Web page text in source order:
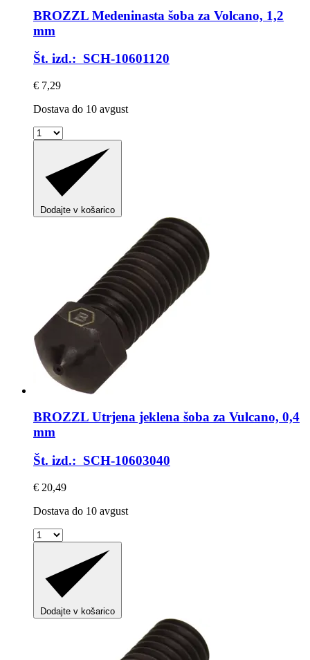
BROZZL Medeninasta šoba za Volcano, 1,2
mm
Št. izd.: SCH-10601120
€ 7,29
Dostava do 10 avgust
Dodajte v košarico
BROZZL Utrjena jeklena šoba za Vulcano, 0,4
mm
Št. izd.: SCH-10603040
€ 20,49
Dostava do 10 avgust
Dodajte v košarico